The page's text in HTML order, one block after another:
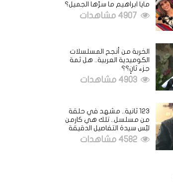
مايا ابراهيم ما سرّها الجميل؟
الخربة من أنجح المسلسلات
الكوميدية العربية.. هل ثمة
جزء ثانٍ؟؟
123 ثانية.. مشهد في حلقة
من مسلسل.. تلك هي كارمن
لبّس سيدة التفاصيل الدقيقة